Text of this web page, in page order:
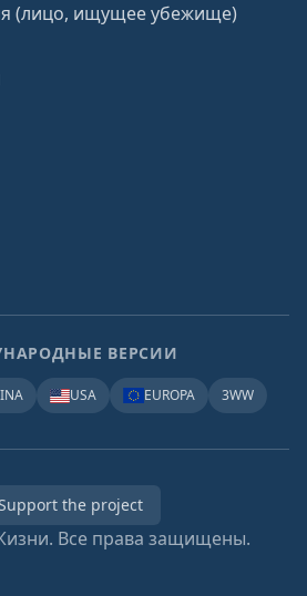
(лицо, ищущее убежище)
ВЕРСИИ
USA EUROPA 3WW
the project
Все права защищены.